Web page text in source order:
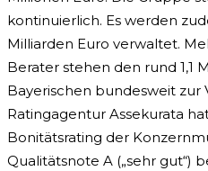
kontinuierlich. Es werden
Milliarden Euro verwaltet.
Berater stehen den rund 1,1
Bayerischen bundesweit zur
Ratingagentur Assekurata
Bonitätsrating der
Qualitätsnote A („sehr gut“)